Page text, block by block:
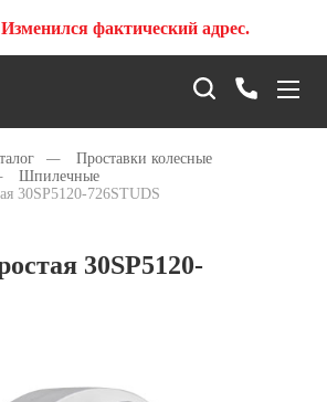
фактический адрес.
—
Проставки колесные
Шпилечные
30SP5120-726STUDS
30SP5120-